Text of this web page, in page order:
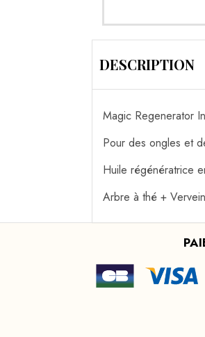
DESCRIPTION
Magic Regenerator
Pour des ongles et
Huile régénératrice
Arbre à thé +